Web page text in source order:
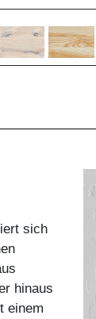
sich
hinaus
einem